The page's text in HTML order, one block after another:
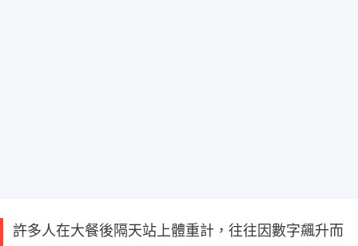
許多人在大餐後隔天站上體重計，往往因數字飆升而